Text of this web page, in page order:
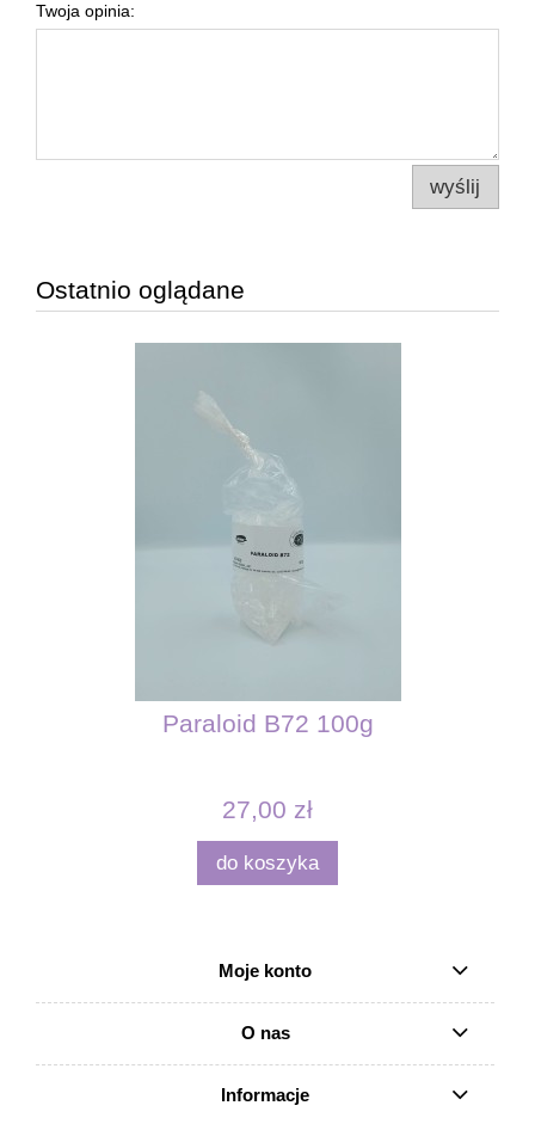
Twoja opinia:
wyślij
Ostatnio oglądane
Paraloid B72 100g
27,00 zł
do koszyka
Moje konto
O nas
Informacje